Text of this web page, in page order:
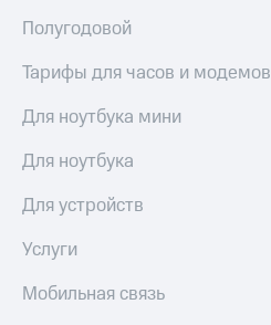
Полугодовой
Тарифы для часов и модемов
Для ноутбука мини
Для ноутбука
Для устройств
Услуги
Мобильная связь